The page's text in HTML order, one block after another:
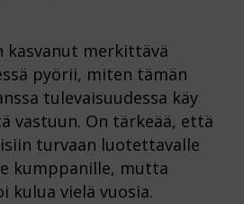
kasvanut merkittävä
pyörii, miten tämän
tulevaisuudessa käy
vastuun. On tärkeää, että
turvaan luotettavalle
kumppanille, mutta
kulua vielä vuosia.